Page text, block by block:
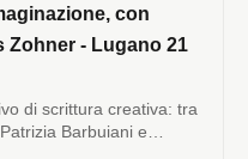
con
Zohner - Lugano 21
di scrittura creativa: tra
Barbuiani e